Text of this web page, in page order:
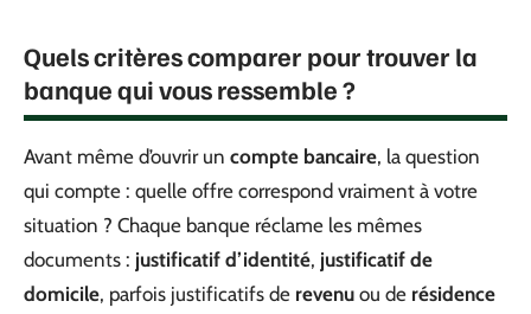
Quels critères comparer pour trouver la
banque qui vous ressemble ?
Avant même d’ouvrir un compte bancaire, la question
qui compte : quelle offre correspond vraiment à votre
situation ? Chaque banque réclame les mêmes
documents : justificatif d’identité, justificatif de
domicile, parfois justificatifs de revenu ou de résidence